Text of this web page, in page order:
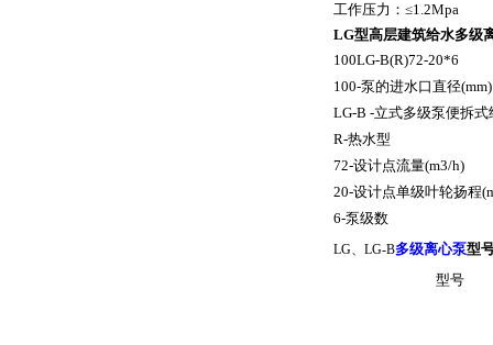
工作压力：≤1.2Mpa
LG型高层建筑给水多级
100LG-B(R)72-20*6
100-泵的进水口直径(mm)
LG-B -立式多级泵便拆式
R-热水型
72-设计点流量(m3/h)
20-设计点单级叶轮扬程
6-泵级数
LG、LG-B多级离心泵型
型号